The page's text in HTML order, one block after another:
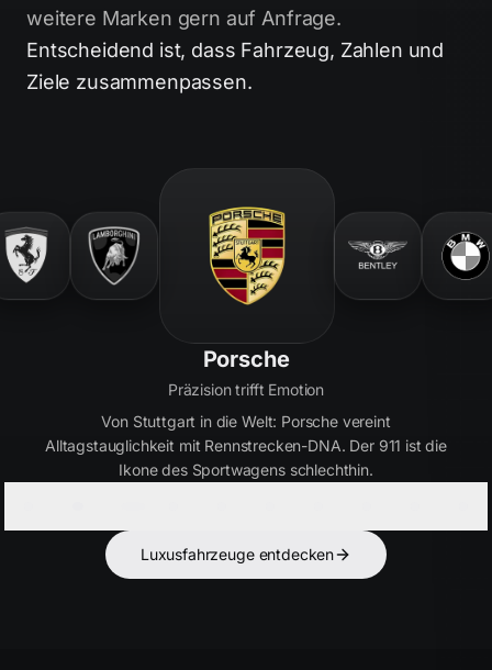
weitere Marken gern auf Anfrage.
Entscheidend ist, dass Fahrzeug, Zahlen und
Ziele zusammenpassen.
Bentley
Handwerkskunst seit 1919
Britische Eleganz in Perfektion. Bentley verbindet
ultimativen Luxus mit kraftvoller Performance – für Kenner,
die das Besondere suchen.
Luxusfahrzeuge entdecken